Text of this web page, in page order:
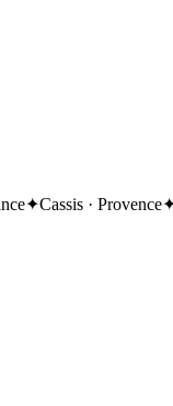
✦Cassis · Provence